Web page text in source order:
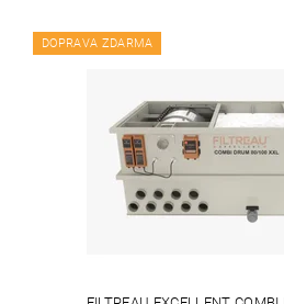
DOPRAVA ZDARMA